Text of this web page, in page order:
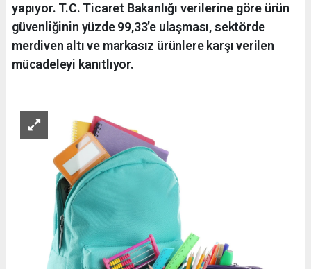
yapıyor. T.C. Ticaret Bakanlığı verilerine göre ürün
güvenliğinin yüzde 99,33’e ulaşması, sektörde
merdiven altı ve markasız ürünlere karşı verilen
mücadeleyi kanıtlıyor.